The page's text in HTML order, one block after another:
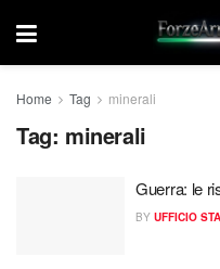
Home Tag minerali
Tag: minerali
Guerra: le
BY UFFICIO